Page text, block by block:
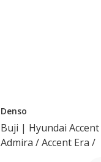
Denso
Buji | Hyundai Accent
Admira / Accent Era /